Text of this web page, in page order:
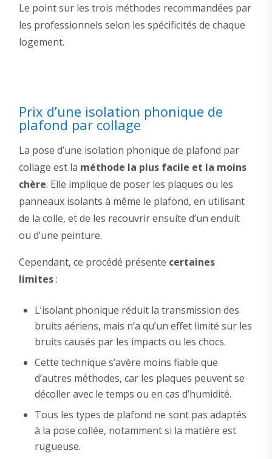
Le point sur les trois méthodes recommandées par
les professionnels selon les spécificités de chaque
logement.
Prix d’une isolation phonique de
plafond par collage
La pose d’une isolation phonique de plafond par
collage est la méthode la plus facile et la moins
chère. Elle implique de poser les plaques ou les
panneaux isolants à même le plafond, en utilisant
de la colle, et de les recouvrir ensuite d’un enduit
ou d’une peinture.
Cependant, ce procédé présente certaines
limites:
L’isolant phonique réduit la transmission des
bruits aériens, mais n’a qu’un effet limité sur les
bruits causés par les impacts ou les chocs.
Cette technique s’avère moins fiable que
d’autres méthodes, car les plaques peuvent se
décoller avec le temps ou en cas d’humidité.
Tous les types de plafond ne sont pas adaptés
à la pose collée, notamment si la matière est
rugueuse.